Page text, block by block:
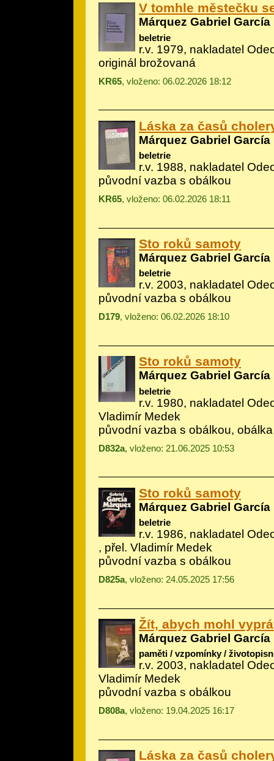
V tomhle městečku
Márquez Gabriel García
beletrie
r.v. 1979, nakladatel
originál brožovaná
KR65, vloženo: 06.02.2026 18:12
Láska za časů
Márquez Gabriel García
beletrie
r.v. 1988, nakladatel
původní vazba s obálkou
KR65, vloženo: 06.02.2026 18:11
Sto roků samoty
Márquez Gabriel García
beletrie
r.v. 2003, nakladatel
původní vazba s obálkou
D179, vloženo: 06.02.2026 18:10
Sto roků samoty
Márquez Gabriel García
beletrie
r.v. 1980, nakladatel
Vladimír Medek
původní vazba s obálkou,
D832a, vloženo: 21.06.2025 10:53
Sto roků samoty
Márquez Gabriel García
beletrie
r.v. 1986, nakladatel
, přel. Vladimír Medek
původní vazba s obálkou
D825a, vloženo: 24.05.2025 17:56
Žít, abych mohl
Márquez Gabriel García
paměti / vzpomínky /
r.v. 2003, nakladatel
Vladimír Medek
původní vazba s obálkou
D808a, vloženo: 19.04.2025 16:17
Láska za časů